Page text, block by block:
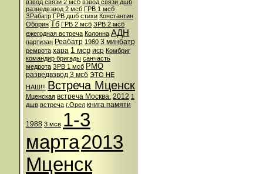
взвод связи 2 мсб взвод связи дшб
разведвзвод 2 мсб ГРВ 1 мсб
ЗРабатр ГРВ дшб стихи Константин
Оборин Тб ГРВ 2 мсб ЗРВ 2 мсб
ежегодная встреча Колонна АДН
партизан Реабатр 1980 3 минбатр
ремрота хара 1 мср иср Комбриг
командир бригады санчасть
медрота ЗРВ 1 мсб РМО
разведвзвод 3 мсб ЭТО НЕ
НАШ!!! Встреча Мценск
Мценская встреча Москва. 2012 1
дшв встреча г.Орел книга памяти
1988 3 мсв 1-3
марта2013
Мценск